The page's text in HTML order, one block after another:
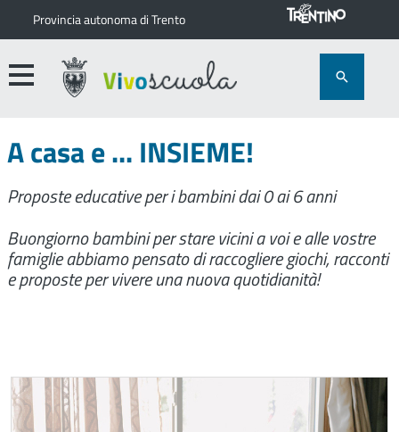
Provincia autonoma di Trento
A casa e ... INSIEME!
Proposte educative per i bambini dai 0 ai 6 anni
Buongiorno bambini per stare vicini a voi e alle vostre
famiglie abbiamo pensato di raccogliere giochi, racconti
e proposte per vivere una nuova quotidianità!